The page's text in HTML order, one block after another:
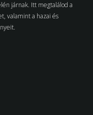
járnak. Itt megtalálod a
valamint a hazai és